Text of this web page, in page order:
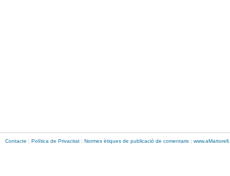
Contacte | Política de Privacitat | Normes ètiques de publicació de comentaris | www.aMartorell